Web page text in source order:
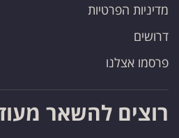
מדיניות הפרטיות
דרושים
פרסמו אצלנו
רוצים להשאר